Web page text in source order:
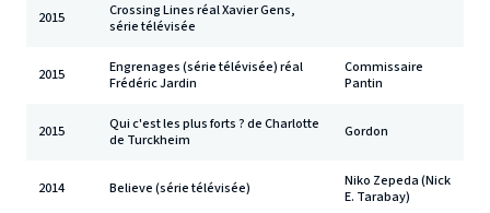
2015
Crossing Lines réal Xavier Gens,
série télévisée
2015
Engrenages (série télévisée) réal
Frédéric Jardin
Commissaire
Pantin
2015
Qui c'est les plus forts ? de Charlotte
de Turckheim
Gordon
2014 Believe (série télévisée)
Niko Zepeda (Nick
E. Tarabay)